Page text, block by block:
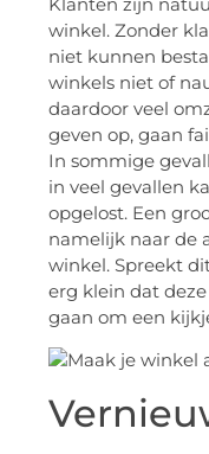
winkel. Zonder
niet kunnen
winkels niet of
daardoor veel
geven op, gaan
In sommige
in veel gevallen
opgelost. Een
namelijk naar de
winkel. Spreekt
erg klein dat
gaan om een